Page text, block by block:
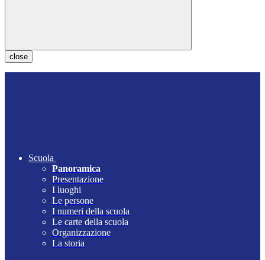
close
Scuola
Panoramica
Presentazione
I luoghi
Le persone
I numeri della scuola
Le carte della scuola
Organizzazione
La storia